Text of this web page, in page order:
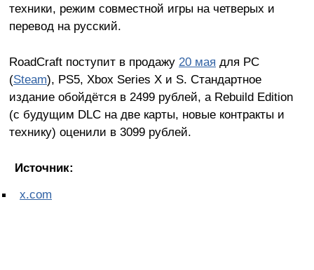
техники, режим совместной игры на четверых и
перевод на русский.
RoadCraft поступит в продажу 20 мая для PC
(Steam), PS5, Xbox Series X и S. Стандартное
издание обойдётся в 2499 рублей, а Rebuild Edition
(с будущим DLC на две карты, новые контракты и
технику) оценили в 3099 рублей.
Источник:
x.com